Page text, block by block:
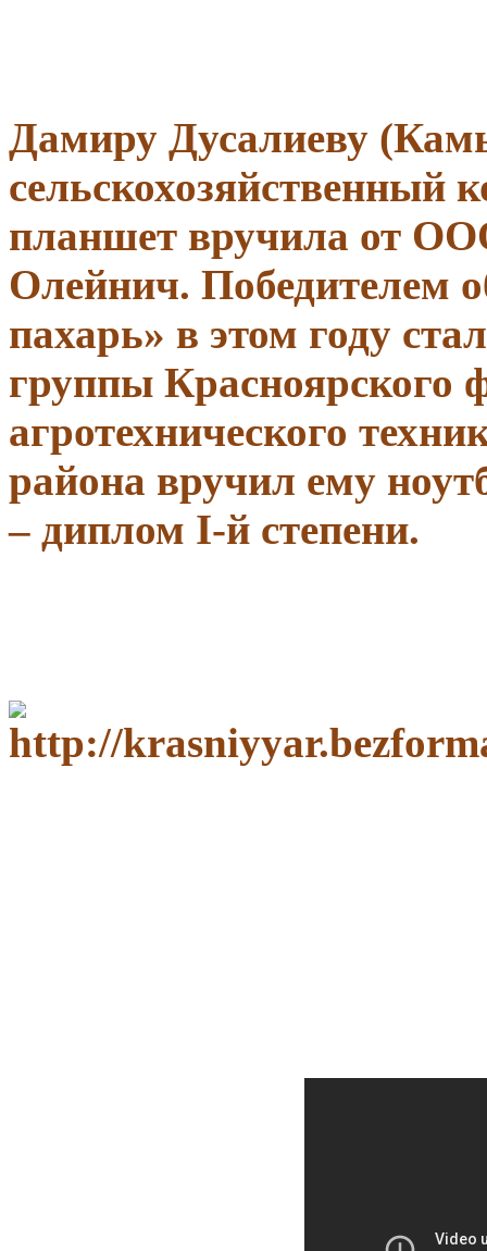
Дамиру Дусалиеву
сельскохозяйственный
планшет вручила от
Олейнич. Победителем
пахарь» в этом году
группы Красноярского
агротехнического
района вручил ему
– диплом I-й степени.